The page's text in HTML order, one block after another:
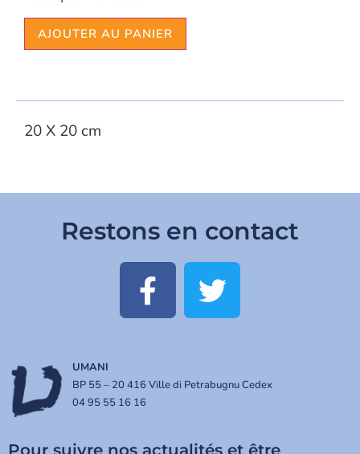
AJOUTER AU PANIER
20 X 20 cm
Restons en contact
UMANI
BP 55 – 20 416 Ville di Petrabugnu Cedex
04 95 55 16 16
Pour suivre nos actualités et être